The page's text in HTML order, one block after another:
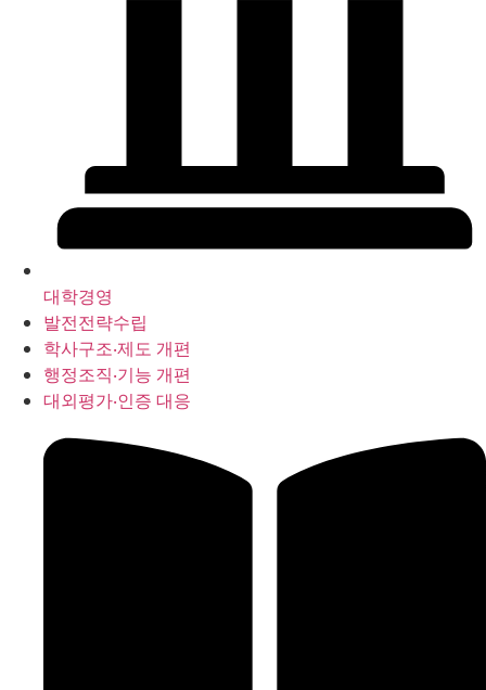
대학경영
발전전략수립
학사구조‧제도 개편
행정조직‧기능 개편
대외평가‧인증 대응